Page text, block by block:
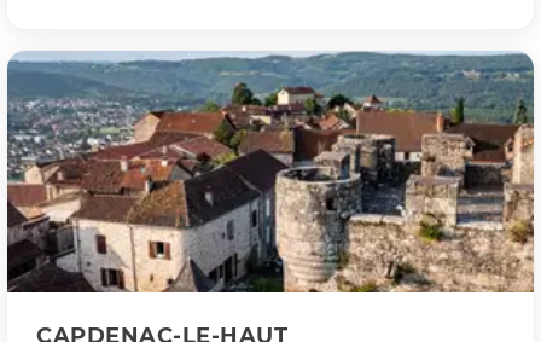
CAPDENAC-LE-HAUT